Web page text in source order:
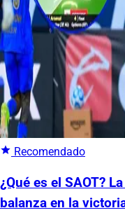
Recomendado
¿Qué es el SAOT?
balanza en la